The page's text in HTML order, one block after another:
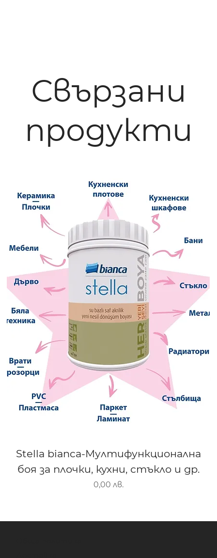
Свързани
продукти
Stella bianca-Мултифункционална
боя за плочки, кухни, стъкло и др.
Цена
0,00 лв.